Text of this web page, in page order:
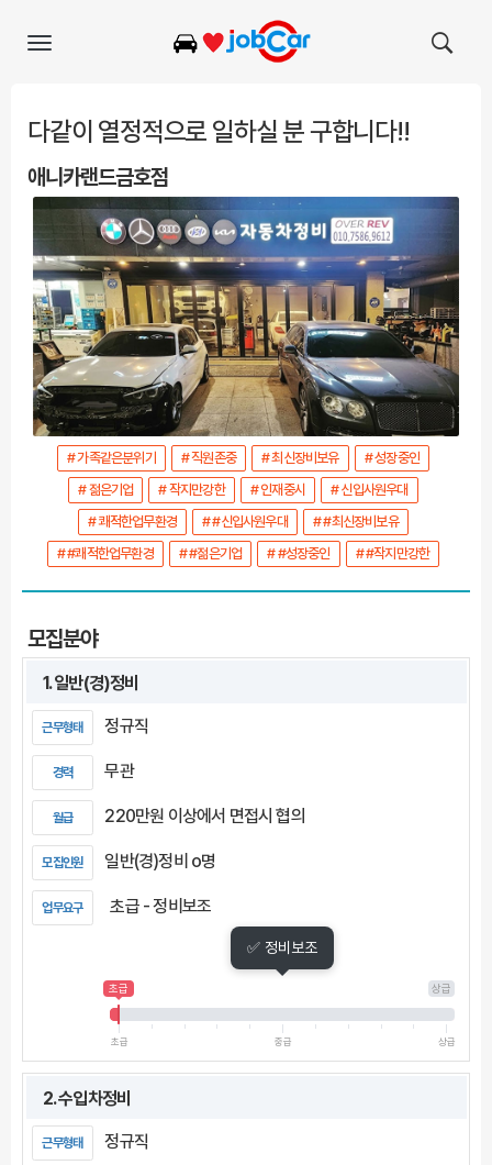
Toggle
navigation
다같이 열정적으로 일하실 분 구합니다!!
애니카랜드금호점
# 가족같은분위기 # 직원존중 # 최신장비보유
# 성장중인
# 젊은기업
# 작지만강한 # 인재중시
# 신입사원우대
# 쾌적한업무환경
# #신입사원우대
# #최신장비보유
# #쾌적한업무환경
# #젊은기업 # #성장중인 # #작지만강한
모집분야
1. 일반(경)정비
근무형태 정규직
경력 무관
월급 220만원 이상에서 면접시 협의
모집인원 일반(경)정비 o명
업무요구 초급 - 정비보조
✅ 정비보조
상급
초급
초급 중급 상급
2. 수입차정비
근무형태 정규직